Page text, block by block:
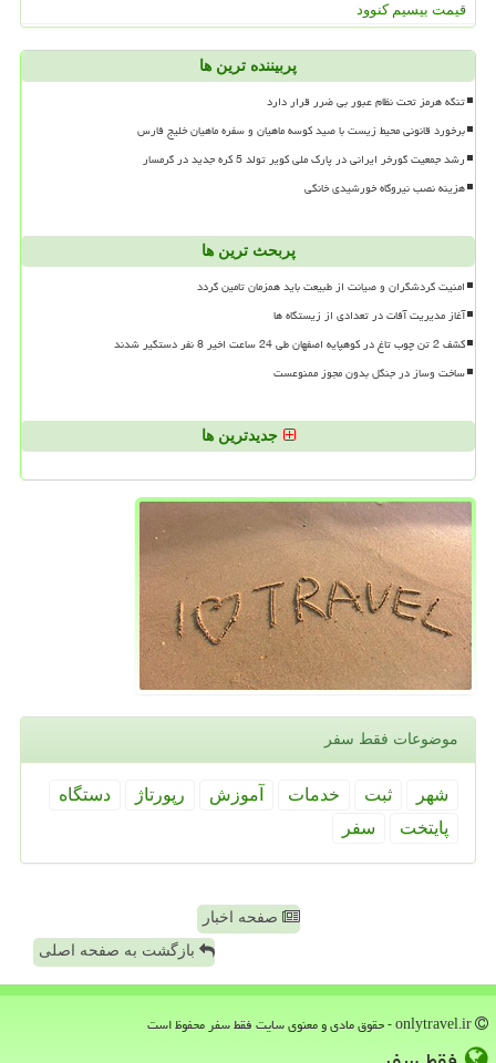
قیمت بیسیم کنوود
پربیننده ترین ها
تنگه هرمز تحت نظام عبور بی ضرر قرار دارد
برخورد قانونی محیط زیست با صید کوسه ماهیان و سفره ماهیان خلیج فارس
رشد جمعیت گورخر ایرانی در پارک ملی کویر تولد 5 کره جدید در گرمسار
هزینه نصب نیروگاه خورشیدی خانگی
پربحث ترین ها
امنیت گردشگران و صیانت از طبیعت باید همزمان تامین گردد
آغاز مدیریت آفات در تعدادی از زیستگاه ها
کشف 2 تن چوب تاغ در کوهپایه اصفهان طی 24 ساعت اخیر 8 نفر دستگیر شدند
ساخت وساز در جنگل بدون مجوز ممنوعست
جدیدترین ها
موضوعات فقط سفر
شهر ثبت خدمات آموزش رپورتاژ
دستگاه
پایتخت
سفر
صفحه اخبار
بازگشت به صفحه اصلی